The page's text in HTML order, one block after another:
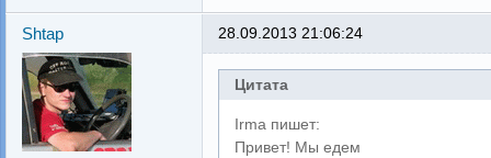
Shtap 28.09.2013 21:06:24
Цитата
Irma пишет:
Привет! Мы едем